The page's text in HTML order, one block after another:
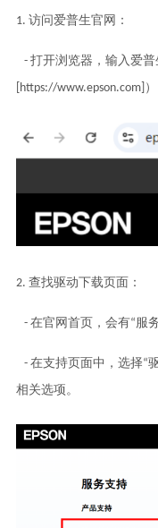
1. 访问爱普生官网：
- 打开浏览器，输入爱普
[https://www.epson.com]
2. 查找驱动下载页面：
- 在官网首页，会有“服
- 在支持页面中，选择“
相关选项。